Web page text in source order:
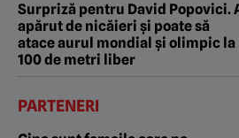
Surpriză pentru David Popovici.
apărut de nicăieri și poate să
atace aurul mondial și olimpic la
100 de metri liber
PARTENERI